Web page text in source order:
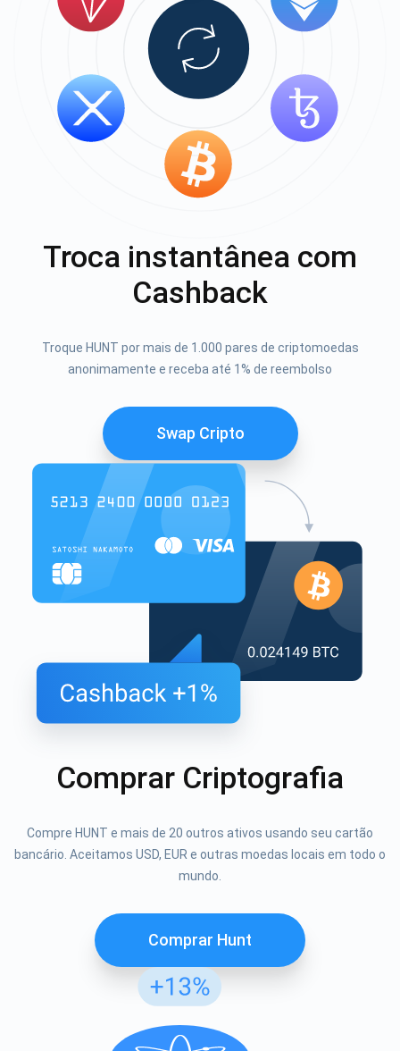
Troca instantânea com
Cashback
Troque HUNT por mais de 1.000 pares de criptomoedas
anonimamente e receba até 1% de reembolso
Swap Cripto
Comprar Criptografia
Compre HUNT e mais de 20 outros ativos usando seu cartão
bancário. Aceitamos USD, EUR e outras moedas locais em todo o
mundo.
Comprar Hunt